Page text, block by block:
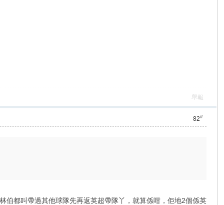
舉報
82#
伯都叫帶過其他球隊先再返英超帶隊丫，就算係咁，佢地2個係英